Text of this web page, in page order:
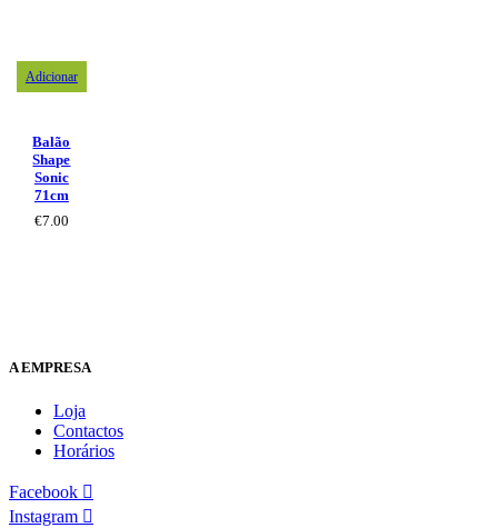
Adicionar
Balão
Shape
Sonic
71cm
€7.00
A EMPRESA
Loja
Contactos
Horários
Facebook
Instagram